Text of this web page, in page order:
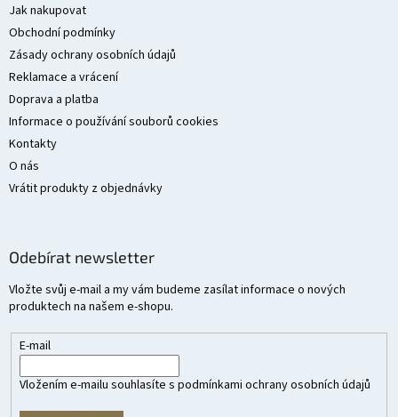
Jak nakupovat
Obchodní podmínky
Zásady ochrany osobních údajů
Reklamace a vrácení
Doprava a platba
Informace o používání souborů cookies
Kontakty
O nás
Vrátit produkty z objednávky
Odebírat newsletter
Vložte svůj e-mail a my vám budeme zasílat informace o nových
produktech na našem e-shopu.
E-mail
Vložením e-mailu souhlasíte s podmínkami ochrany osobních údajů